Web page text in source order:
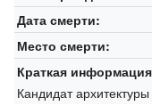
Дата смерти:
Место смерти:
Краткая
Кандидат архитектуры